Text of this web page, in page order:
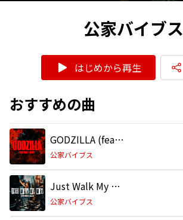
公家バイブス
はじめから再生
おすすめの曲
GODZILLA (feat. CARRY ARTREX)
公家バイブス
Just Walk My Way (feat. Kecchi)
公家バイブス